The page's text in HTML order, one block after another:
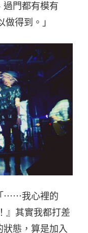
過門都有模有
得到。」
⋯⋯我心裡的
』其實我都打差
狀態，算是加入